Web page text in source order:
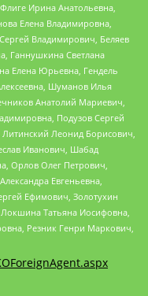
Ирина Анатольевна,
Елена Владимировна,
Владимирович, Беляев
Ганнушкина Светлана
Елена Юрьевна, Гендель
Шуманов Илья
Анатолий Мариевич,
Подузов Сергей
Леонид Борисович,
Иванович, Шабад
Орлов Олег Петрович,
Евгеньевна,
Ефимович, Золотухин
Татьяна Иосифовна,
Резник Генри Маркович,